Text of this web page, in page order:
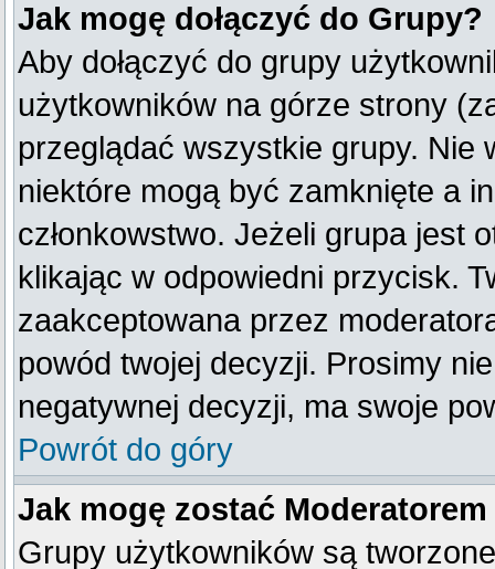
Jak mogę dołączyć do Grupy?
Aby dołączyć do grupy
użytkowników na górze strony
przeglądać wszystkie grupy. Nie
niektóre mogą być zamknięte a
członkowstwo. Jeżeli grupa jest
klikając w odpowiedni przycisk.
zaakceptowana przez
powód twojej decyzji. Prosimy
negatywnej decyzji, ma swoje
Powrót do góry
Jak mogę zostać
Grupy użytkowników są